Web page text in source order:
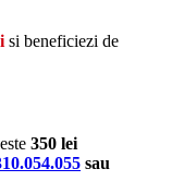
si beneficiezi de
350 lei
sau